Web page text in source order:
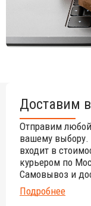
Цена на сайте
и обивкой
всех возможных
изделия
Доставим
Отправим
вашему выбору.
входит в
курьером по
Самовывоз и
Подробнее